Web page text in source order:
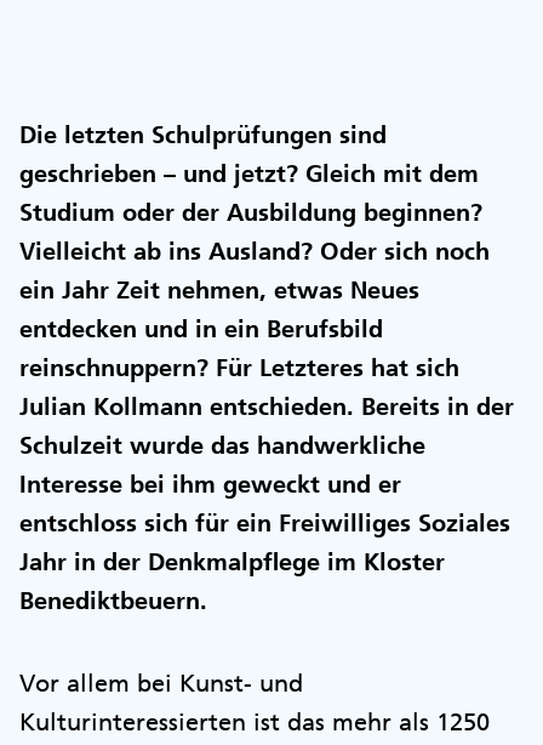
Die letzten Schulprüfungen sind
geschrieben – und jetzt? Gleich mit dem
Studium oder der Ausbildung beginnen?
Vielleicht ab ins Ausland? Oder sich noch
ein Jahr Zeit nehmen, etwas Neues
entdecken und in ein Berufsbild
reinschnuppern? Für Letzteres hat sich
Julian Kollmann entschieden. Bereits in der
Schulzeit wurde das handwerkliche
Interesse bei ihm geweckt und er
entschloss sich für ein Freiwilliges Soziales
Jahr in der Denkmalpflege im Kloster
Benediktbeuern.
Vor allem bei Kunst- und
Kulturinteressierten ist das mehr als 1250